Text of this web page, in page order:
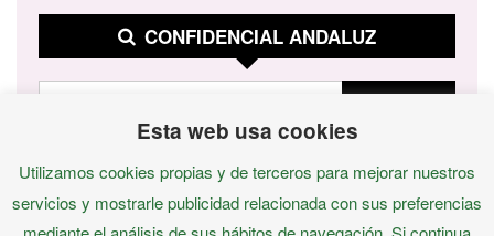
CONFIDENCIAL ANDALUZ
Esta web usa cookies
Utilizamos cookies propias y de terceros para mejorar nuestros
servicios y mostrarle publicidad relacionada con sus preferencias